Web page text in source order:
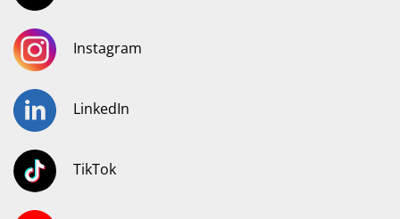
Instagram
LinkedIn
TikTok